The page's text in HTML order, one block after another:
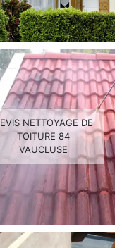
NETTOYAGE DE
TOITURE 84
VAUCLUSE